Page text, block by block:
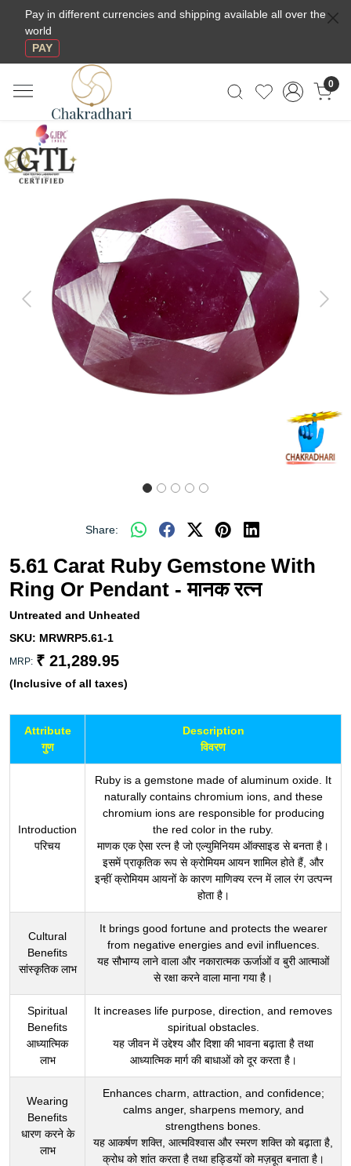
Pay in different currencies and shipping available all over the
world
PAY
0
Previous Next
Share:
5.61 Carat Ruby Gemstone With
Ring Or Pendant - मानक रत्न
Untreated and Unheated
SKU: MRWRP5.61-1
MRP: ₹ 21,289.95
(Inclusive of all taxes)
Attribute
गुण
Description
विवरण
Introduction
परिचय
Ruby is a gemstone made of aluminum oxide. It
naturally contains chromium ions, and these
chromium ions are responsible for producing
the red color in the ruby.
माणक एक ऐसा रत्न है जो एल्युमिनियम ऑक्साइड से बनता है।
इसमें प्राकृतिक रूप से क्रोमियम आयन शामिल होते हैं, और
इन्हीं क्रोमियम आयनों के कारण माणिक्य रत्न में लाल रंग उत्पन्न
होता है।
Cultural
Benefits
सांस्कृतिक लाभ
It brings good fortune and protects the wearer
from negative energies and evil influences.
यह सौभाग्य लाने वाला और नकारात्मक ऊर्जाओं व बुरी आत्माओं
से रक्षा करने वाला माना गया है।
Spiritual
Benefits
आध्यात्मिक
लाभ
It increases life purpose, direction, and removes
spiritual obstacles.
यह जीवन में उद्देश्य और दिशा की भावना बढ़ाता है तथा
आध्यात्मिक मार्ग की बाधाओं को दूर करता है।
Wearing
Benefits
धारण करने के
लाभ
Enhances charm, attraction, and confidence;
calms anger, sharpens memory, and
strengthens bones.
यह आकर्षण शक्ति, आत्मविश्वास और स्मरण शक्ति को बढ़ाता है,
क्रोध को शांत करता है तथा हड्डियों को मज़बूत बनाता है।